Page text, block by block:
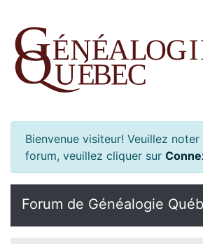
Bienvenue visiteur! Veuillez
forum, veuillez cliquer sur
Forum de Généalogie